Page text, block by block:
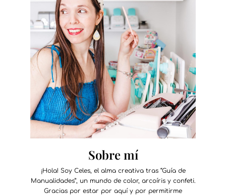
Sobre mí
¡Hola! Soy Celes, el alma creativa tras “Guía de
Manualidades”, un mundo de color, arcoíris y confeti.
Gracias por estar por aquí y por permitirme